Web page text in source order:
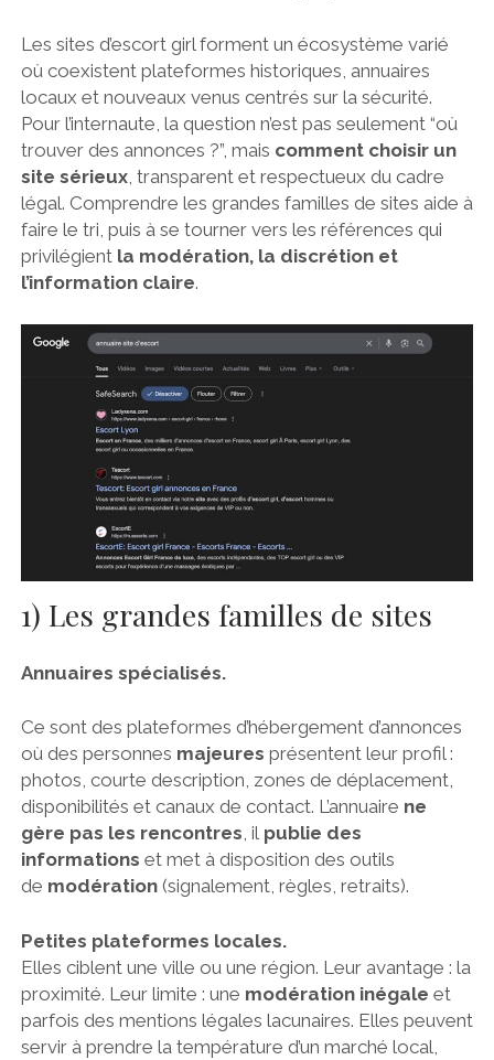
Les sites d’escort girl forment un écosystème varié
où coexistent plateformes historiques, annuaires
locaux et nouveaux venus centrés sur la sécurité.
Pour l’internaute, la question n’est pas seulement “où
trouver des annonces ?”, mais comment choisir un
site sérieux, transparent et respectueux du cadre
légal. Comprendre les grandes familles de sites aide à
faire le tri, puis à se tourner vers les références qui
privilégient la modération, la discrétion et
l’information claire.
1) Les grandes familles de sites
Annuaires spécialisés.
Ce sont des plateformes d’hébergement d’annonces
où des personnes majeures présentent leur profil :
photos, courte description, zones de déplacement,
disponibilités et canaux de contact. L’annuaire ne
gère pas les rencontres, il publie des
informations et met à disposition des outils
de modération(signalement, règles, retraits).
Petites plateformes locales.
Elles ciblent une ville ou une région. Leur avantage : la
proximité. Leur limite : une modération inégale et
parfois des mentions légales lacunaires. Elles peuvent
servir à prendre la température d’un marché local,